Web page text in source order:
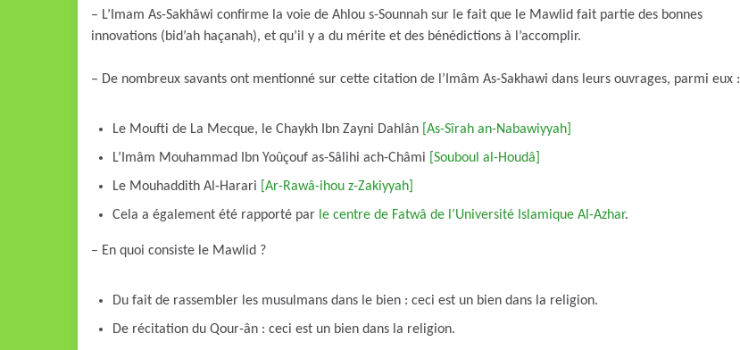
– L’Imam As-Sakhâwi confirme la voie de Ahlou s-Sounnah sur le fait que le Mawlid fait partie des bonnes
innovations (bid’ah haçanah), et qu’il y a du mérite et des bénédictions à l’accomplir.
– De nombreux savants ont mentionné sur cette citation de l’Imâm As-Sakhawi dans leurs ouvrages, parmi eux :
Le Moufti de La Mecque, le Chaykh Ibn Zayni Dahlân [As-Sîrah an-Nabawiyyah]
L’Imâm Mouhammad Ibn Yoûçouf as-Sâlihi ach-Châmi [Souboul al-Houdâ]
Le Mouhaddith Al-Harari [Ar-Rawâ-ihou z-Zakiyyah]
Cela a également été rapporté par le centre de Fatwâ de l’Université Islamique Al-Azhar.
– En quoi consiste le Mawlid ?
Du fait de rassembler les musulmans dans le bien : ceci est un bien dans la religion.
De récitation du Qour-ân : ceci est un bien dans la religion.